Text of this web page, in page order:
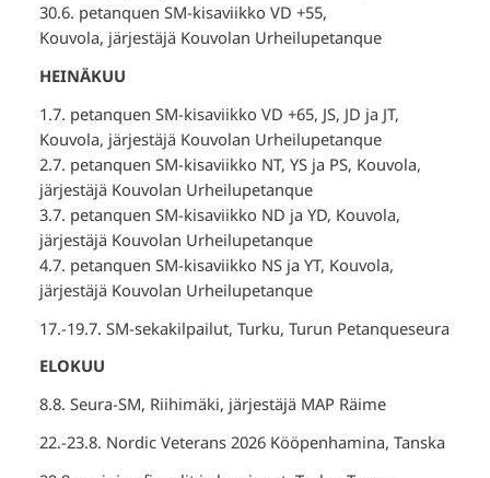
30.6. petanquen SM-kisaviikko VD +55,
Kouvola, järjestäjä Kouvolan Urheilupetanque
HEINÄKUU
1.7. petanquen SM-kisaviikko VD +65, JS, JD ja JT,
Kouvola, järjestäjä Kouvolan Urheilupetanque
2.7. petanquen SM-kisaviikko NT, YS ja PS, Kouvola,
järjestäjä Kouvolan Urheilupetanque
3.7. petanquen SM-kisaviikko ND ja YD, Kouvola,
järjestäjä Kouvolan Urheilupetanque
4.7. petanquen SM-kisaviikko NS ja YT, Kouvola,
järjestäjä Kouvolan Urheilupetanque
17.-19.7. SM-sekakilpailut, Turku, Turun Petanqueseura
ELOKUU
8.8. Seura-SM, Riihimäki, järjestäjä MAP Räime
22.-23.8. Nordic Veterans 2026 Kööpenhamina, Tanska